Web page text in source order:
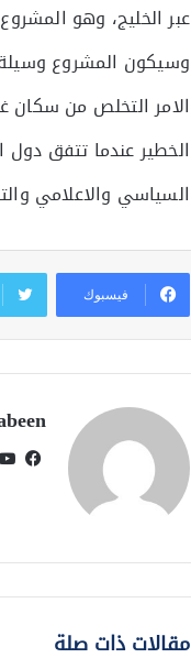
عبر الخليج، وهو
وسيكون المشروع وسيلة
الامر التخلص من سكان
الخطير عندما تتفق
السياسي والاعلامي
فيسبوك
مقالات ذات صلة